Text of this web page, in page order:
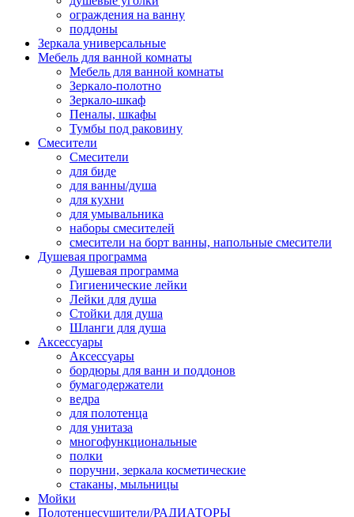
ограждения на ванну
поддоны
Зеркала универсальные
Мебель для ванной комнаты
Мебель для ванной комнаты
Зеркало-полотно
Зеркало-шкаф
Пеналы, шкафы
Тумбы под раковину
Смесители
Смесители
для биде
для ванны/душа
для кухни
для умывальника
наборы смесителей
смесители на борт ванны, напольные смесители
Душевая программа
Душевая программа
Гигиенические лейки
Лейки для душа
Стойки для душа
Шланги для душа
Аксессуары
Аксессуары
бордюры для ванн и поддонов
бумагодержатели
ведра
для полотенца
для унитаза
многофункциональные
полки
поручни, зеркала косметические
стаканы, мыльницы
Мойки
Полотенцесушители/РАДИАТОРЫ